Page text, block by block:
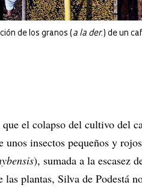
de los granos (a la der.) de un
el colapso del cultivo del
insectos pequeños y rojos
), sumada a la escasez
plantas, Silva de Podestá